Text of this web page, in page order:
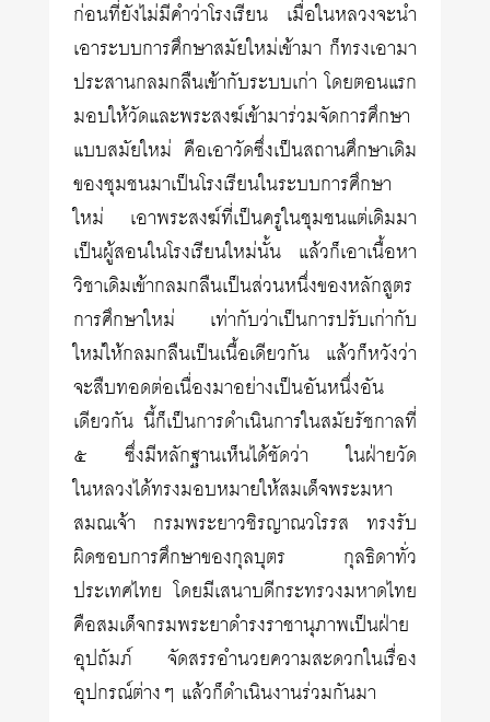
ก่อนที่ยังไม่มีคำว่าโรงเรียน เมื่อในหลวงจะนำ
เอาระบบการศึกษาสมัยใหม่เข้ามา ก็ทรงเอามา
ประสานกลมกลืนเข้ากับระบบเก่า โดยตอนแรก
มอบให้วัดและพระสงฆ์เข้ามาร่วมจัดการศึกษา
แบบสมัยใหม่ คือเอาวัดซึ่งเป็นสถานศึกษาเดิม
ของชุมชนมาเป็นโรงเรียนในระบบการศึกษา
ใหม่ เอาพระสงฆ์ที่เป็นครูในชุมชนแต่เดิมมา
เป็นผู้สอนในโรงเรียนใหม่นั้น แล้วก็เอาเนื้อหา
วิชาเดิมเข้ากลมกลืนเป็นส่วนหนึ่งของหลักสูตร
การศึกษาใหม่ เท่ากับว่าเป็นการปรับเก่ากับ
ใหม่ให้กลมกลืนเป็นเนื้อเดียวกัน แล้วก็หวังว่า
จะสืบทอดต่อเนื่องมาอย่างเป็นอันหนึ่งอัน
เดียวกัน นี้ก็เป็นการดำเนินการในสมัยรัชกาลที่
๕ ซึ่งมีหลักฐานเห็นได้ชัดว่า ในฝ่ายวัด
ในหลวงได้ทรงมอบหมายให้สมเด็จพระมหา
สมณเจ้า กรมพระยาวชิรญาณวโรรส ทรงรับ
ผิดชอบการศึกษาของกุลบุตร กุลธิดาทั่ว
ประเทศไทย โดยมีเสนาบดีกระทรวงมหาดไทย
คือสมเด็จกรมพระยาดำรงราชานุภาพเป็นฝ่าย
อุปถัมภ์ จัดสรรอำนวยความสะดวกในเรื่อง
อุปกรณ์ต่างๆ แล้วก็ดำเนินงานร่วมกันมา